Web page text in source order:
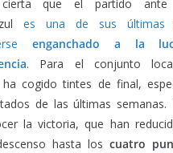
cierta que el partido
es una de sus últimas
enganchado a la
. Para el conjunto
cogido tintes de final,
de las últimas semanas.
la victoria, que han
hasta los cuatro